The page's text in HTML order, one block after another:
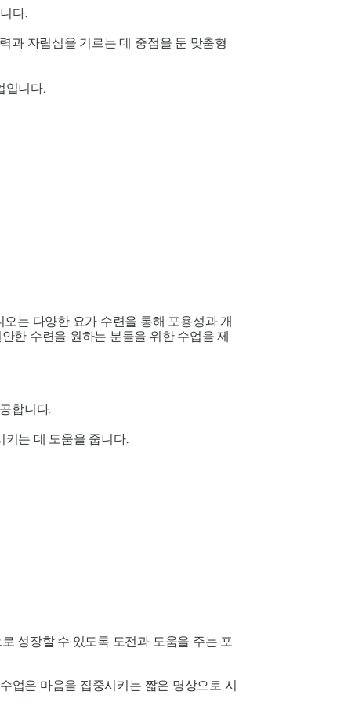
다.
과 자립심을 기르는 데 중점을 둔 맞춤형
입니다.
는 다양한 요가 수련을 통해 포용성과 개
한 수련을 원하는 분들을 위한 수업을 제
합니다.
는 데 도움을 줍니다.
성장할 수 있도록 도전과 도움을 주는 포
업은 마음을 집중시키는 짧은 명상으로 시